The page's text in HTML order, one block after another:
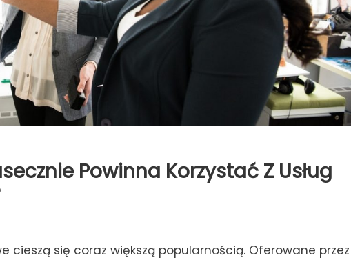
Powinna Korzystać Z Usług
cieszą się coraz większą popularnością. Oferowane przez